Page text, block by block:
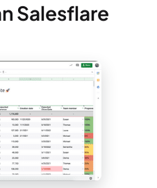
Salesflare